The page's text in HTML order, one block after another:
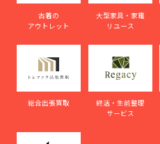
古着の
アウトレット
大型家具・家電
リユース
総合出張買取
終活・生前整理
サービス